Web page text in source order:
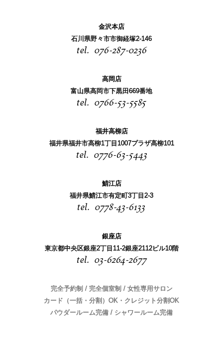
金沢本店
石川県野々市市御経塚2-146
076-287-0236
高岡店
富山県高岡市下黒田669番地
0766-53-5585
福井高柳店
福井県福井市高柳1丁目1007プラザ高柳101
0776-63-5443
鯖江店
福井県鯖江市有定町3丁目2-3
0778-43-6133
銀座店
東京都中央区銀座2丁目11-2銀座2112ビル10階
03-6264-2677
完全予約制 / 完全個室制 / 女性専用サロン
カード（一括・分割）OK・クレジット分割OK
パウダールーム完備 / シャワールーム完備